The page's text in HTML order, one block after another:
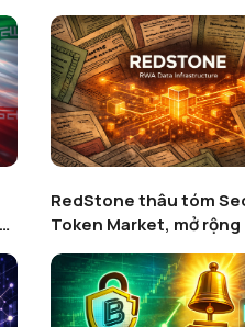
RedStone thâu tóm
Token Market, mở rộng
RWA